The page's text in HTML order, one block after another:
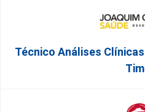
Técnico Análises